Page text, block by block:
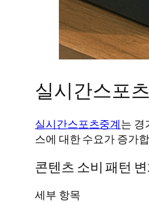
실시간스포
실시간스포츠중계는 경
스에 대한 수요가 증가
콘텐츠 소비 패턴
세부 항목